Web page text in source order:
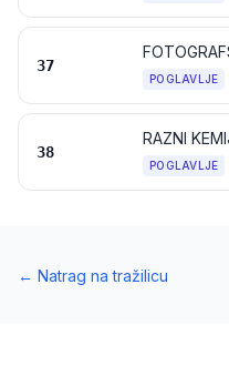
37
POGLAVLJE
38
RAZNI
POGLAVLJE
← Natrag na tražilicu